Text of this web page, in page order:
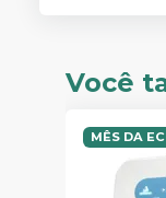
Você
MÊS DA